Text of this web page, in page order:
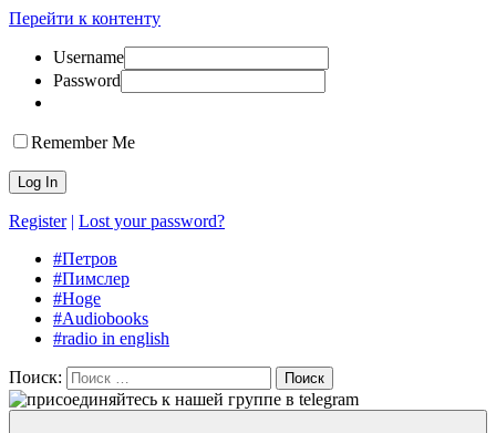
Перейти к контенту
Аудирование
аудиокниги
A
J
Hoge,
Петров
английский
Username
Password
Remember Me
Register | Lost your password?
#Петров
#Пимслер
#Hoge
#Audiobooks
#radio in english
Поиск: Поиск